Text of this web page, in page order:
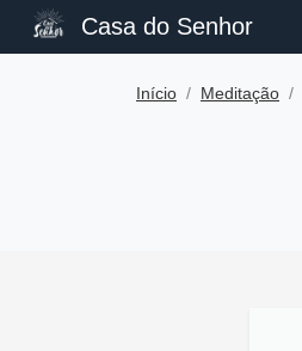
Casa do Senhor
Início Meditação